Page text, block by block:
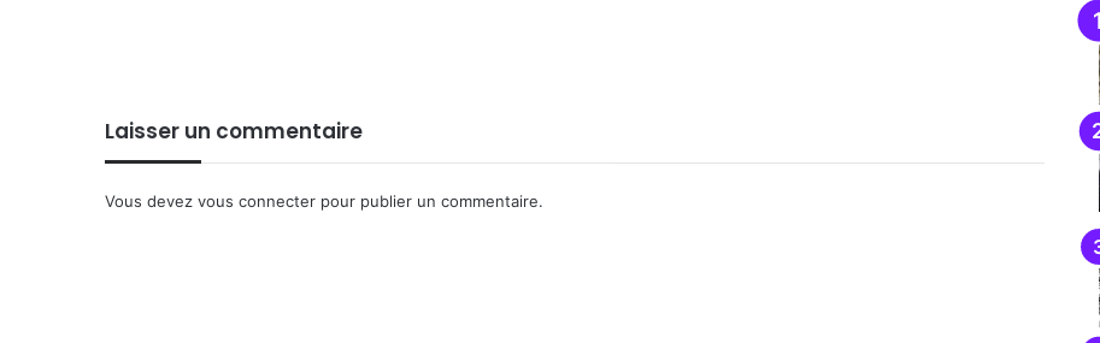
Laisser un commentaire
Vous devez vous connecter pour publier un commentaire.